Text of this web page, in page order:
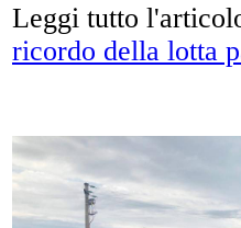
Leggi tutto
ricordo della lotta